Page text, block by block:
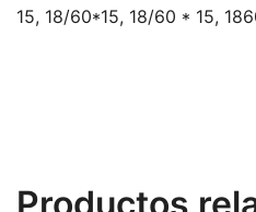
15, 18/60*15, 18/60 * 15,